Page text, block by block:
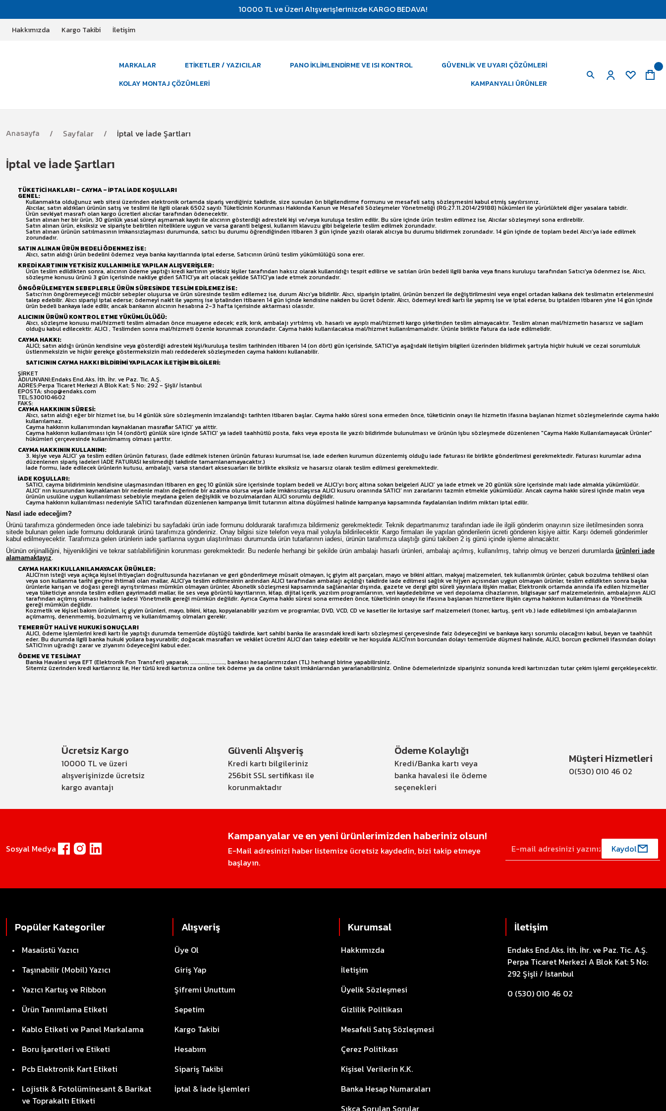
10000 TL ve Üzeri Alışverişlerinizde KARGO BEDAVA!
Hakkımızda Kargo Takibi İletişim
MARKALAR ETIKETLER / YAZICILAR PANO İKLIMLENDIRME VE ISI KONTROL
GÜVENLIK VE UYARI ÇÖZÜMLERI
KOLAY MONTAJ ÇÖZÜMLERI
KAMPANYALI ÜRÜNLER
Anasayfa Sayfalar İptal ve İade Şartları
İptal ve İade Şartları
TÜKETİCİ HAKLARI – CAYMA – İPTAL İADE KOŞULLARI
GENEL:
Kullanmakta olduğunuz web sitesi üzerinden elektronik ortamda sipariş verdiğiniz takdirde, size sunulan ön bilgilendirme formunu ve mesafeli satış sözleşmesini kabul etmiş sayılırsınız.
Alıcılar, satın aldıkları ürünün satış ve teslimi ile ilgili olarak 6502 sayılı Tüketicinin Korunması Hakkında Kanun ve Mesafeli Sözleşmeler Yönetmeliği (RG:27.11.2014/29188) hükümleri ile yürürlükteki diğer yasalara tabidir.
Ürün sevkiyat masrafı olan kargo ücretleri alıcılar tarafından ödenecektir.
Satın alınan her bir ürün, 30 günlük yasal süreyi aşmamak kaydı ile alıcının gösterdiği adresteki kişi ve/veya kuruluşa teslim edilir. Bu süre içinde ürün teslim edilmez ise, Alıcılar sözleşmeyi sona erdirebilir.
Satın alınan ürün, eksiksiz ve siparişte belirtilen niteliklere uygun ve varsa garanti belgesi, kullanım klavuzu gibi belgelerle teslim edilmek zorundadır.
Satın alınan ürünün satılmasının imkansızlaşması durumunda, satıcı bu durumu öğrendiğinden itibaren 3 gün içinde yazılı olarak alıcıya bu durumu bildirmek zorundadır. 14 gün içinde de toplam bedel Alıcı’ya iade edilmek
zorundadır.
SATIN ALINAN ÜRÜN BEDELİ ÖDENMEZ İSE:
Alıcı, satın aldığı ürün bedelini ödemez veya banka kayıtlarında iptal ederse, Satıcının ürünü teslim yükümlülüğü sona erer.
KREDİ KARTININ YETKİSİZ KULLANIMI İLE YAPILAN ALIŞVERİŞLER:
Ürün teslim edildikten sonra, alıcının ödeme yaptığı kredi kartının yetkisiz kişiler tarafından haksız olarak kullanıldığı tespit edilirse ve satılan ürün bedeli ilgili banka veya finans kuruluşu tarafından Satıcı'ya ödenmez ise, Alıcı,
sözleşme konusu ürünü 3 gün içerisinde nakliye gideri SATICI’ya ait olacak şekilde SATICI’ya iade etmek zorundadır.
ÖNGÖRÜLEMEYEN SEBEPLERLE ÜRÜN SÜRESİNDE TESLİM EDİLEMEZ İSE:
Satıcı’nın öngöremeyeceği mücbir sebepler oluşursa ve ürün süresinde teslim edilemez ise, durum Alıcı’ya bildirilir. Alıcı, siparişin iptalini, ürünün benzeri ile değiştirilmesini veya engel ortadan kalkana dek teslimatın ertelenmesini
talep edebilir. Alıcı siparişi iptal ederse; ödemeyi nakit ile yapmış ise iptalinden itibaren 14 gün içinde kendisine nakden bu ücret ödenir. Alıcı, ödemeyi kredi kartı ile yapmış ise ve iptal ederse, bu iptalden itibaren yine 14 gün içinde
ürün bedeli bankaya iade edilir, ancak bankanın alıcının hesabına 2-3 hafta içerisinde aktarması olasıdır.
ALICININ ÜRÜNÜ KONTROL ETME YÜKÜMLÜLÜĞÜ:
Alıcı, sözleşme konusu mal/hizmeti teslim almadan önce muayene edecek; ezik, kırık, ambalajı yırtılmış vb. hasarlı ve ayıplı mal/hizmeti kargo şirketinden teslim almayacaktır. Teslim alınan mal/hizmetin hasarsız ve sağlam
olduğu kabul edilecektir. ALICI , Teslimden sonra mal/hizmeti özenle korunmak zorundadır. Cayma hakkı kullanılacaksa mal/hizmet kullanılmamalıdır. Ürünle birlikte Fatura da iade edilmelidir.
CAYMA HAKKI:
ALICI; satın aldığı ürünün kendisine veya gösterdiği adresteki kişi/kuruluşa teslim tarihinden itibaren 14 (on dört) gün içerisinde, SATICI’ya aşağıdaki iletişim bilgileri üzerinden bildirmek şartıyla hiçbir hukuki ve cezai sorumluluk
üstlenmeksizin ve hiçbir gerekçe göstermeksizin malı reddederek sözleşmeden cayma hakkını kullanabilir.
SATICININ CAYMA HAKKI BİLDİRİMİ YAPILACAK İLETİŞİM BİLGİLERİ:
ŞİRKET
ADI/UNVANI:Endaks End.Aks. İth. İhr. ve Paz. Tic. A.Ş.
ADRES:Perpa Ticaret Merkezi A Blok Kat: 5 No: 292 - Şişli/ İstanbul
EPOSTA: shop@endaks.com
TEL:5300104602
FAKS:
CAYMA HAKKININ SÜRESİ:
Alıcı, satın aldığı eğer bir hizmet ise, bu 14 günlük süre sözleşmenin imzalandığı tarihten itibaren başlar. Cayma hakkı süresi sona ermeden önce, tüketicinin onayı ile hizmetin ifasına başlanan hizmet sözleşmelerinde cayma hakkı
kullanılamaz.
Cayma hakkının kullanımından kaynaklanan masraflar SATICI’ ya aittir.
Cayma hakkının kullanılması için 14 (ondört) günlük süre içinde SATICI' ya iadeli taahhütlü posta, faks veya eposta ile yazılı bildirimde bulunulması ve ürünün işbu sözleşmede düzenlenen "Cayma Hakkı Kullanılamayacak Ürünler"
hükümleri çerçevesinde kullanılmamış olması şarttır.
CAYMA HAKKININ KULLANIMI:
3. kişiye veya ALICI’ ya teslim edilen ürünün faturası, (İade edilmek istenen ürünün faturası kurumsal ise, iade ederken kurumun düzenlemiş olduğu iade faturası ile birlikte gönderilmesi gerekmektedir. Faturası kurumlar adına
düzenlenen sipariş iadeleri İADE FATURASI kesilmediği takdirde tamamlanamayacaktır.)
İade formu, İade edilecek ürünlerin kutusu, ambalajı, varsa standart aksesuarları ile birlikte eksiksiz ve hasarsız olarak teslim edilmesi gerekmektedir.
İADE KOŞULLARI:
SATICI, cayma bildiriminin kendisine ulaşmasından itibaren en geç 10 günlük süre içerisinde toplam bedeli ve ALICI’yı borç altına sokan belgeleri ALICI’ ya iade etmek ve 20 günlük süre içerisinde malı iade almakla yükümlüdür.
ALICI’ nın kusurundan kaynaklanan bir nedenle malın değerinde bir azalma olursa veya iade imkânsızlaşırsa ALICI kusuru oranında SATICI’ nın zararlarını tazmin etmekle yükümlüdür. Ancak cayma hakkı süresi içinde malın veya
ürünün usulüne uygun kullanılması sebebiyle meydana gelen değişiklik ve bozulmalardan ALICI sorumlu değildir.
Cayma hakkının kullanılması nedeniyle SATICI tarafından düzenlenen kampanya limit tutarının altına düşülmesi halinde kampanya kapsamında faydalanılan indirim miktarı iptal edilir.
Nasıl iade edeceğim?
Ürünü tarafımıza göndermeden önce iade talebinizi bu sayfadaki ürün iade formunu doldurarak tarafımıza bildirmeniz gerekmektedir. Teknik departmanımız tarafından iade ile ilgili gönderim onayının size iletilmesinden sonra
sitede bulunan gelen iade formunu doldurarak ürünü tarafımıza gönderiniz. Onay bilgisi size telefon veya mail yoluyla bildirilecektir. Kargo firmaları ile yapılan gönderilerin ücreti gönderen kişiye aittir. Karşı ödemeli gönderimler
kabul edilmeyecektir. Tarafımıza gelen ürünlerin iade şartlarına uygun ulaştırılması durumunda ürün tutarlarının iadesi, ürünün tarafımıza ulaştığı günü takiben 2 iş günü içinde işleme alınacaktır.
Ürünün orijinalliğini, hijyenikliğini ve tekrar satılabilirliğinin korunması gerekmektedir. Bu nedenle herhangi bir şekilde ürün ambalajı hasarlı ürünleri, ambalajı açılmış, kullanılmış, tahrip olmuş ve benzeri durumlarda ürünleri iade
alamamaktayız
CAYMA HAKKI KULLANILAMAYACAK ÜRÜNLER:
ALICI’nın isteği veya açıkça kişisel ihtiyaçları doğrultusunda hazırlanan ve geri gönderilmeye müsait olmayan, iç giyim alt parçaları, mayo ve bikini altları, makyaj malzemeleri, tek kullanımlık ürünler, çabuk bozulma tehlikesi olan
veya son kullanma tarihi geçme ihtimali olan mallar, ALICI’ya teslim edilmesinin ardından ALICI tarafından ambalajı açıldığı takdirde iade edilmesi sağlık ve hijyen açısından uygun olmayan ürünler, teslim edildikten sonra başka
ürünlerle karışan ve doğası gereği ayrıştırılması mümkün olmayan ürünler, Abonelik sözleşmesi kapsamında sağlananlar dışında, gazete ve dergi gibi süreli yayınlara ilişkin mallar, Elektronik ortamda anında ifa edilen hizmetler
veya tüketiciye anında teslim edilen gayrimaddi mallar, ile ses veya görüntü kayıtlarının, kitap, dijital içerik, yazılım programlarının, veri kaydedebilme ve veri depolama cihazlarının, bilgisayar sarf malzemelerinin, ambalajının ALICI
tarafından açılmış olması halinde iadesi Yönetmelik gereği mümkün değildir. Ayrıca Cayma hakkı süresi sona ermeden önce, tüketicinin onayı ile ifasına başlanan hizmetlere ilişkin cayma hakkının kullanılması da Yönetmelik
gereği mümkün değildir.
Kozmetik ve kişisel bakım ürünleri, iç giyim ürünleri, mayo, bikini, kitap, kopyalanabilir yazılım ve programlar, DVD, VCD, CD ve kasetler ile kırtasiye sarf malzemeleri (toner, kartuş, şerit vb.) iade edilebilmesi için ambalajlarının
açılmamış, denenmemiş, bozulmamış ve kullanılmamış olmaları gerekir.
TEMERRÜT HALİ VE HUKUKİ SONUÇLARI
ALICI, ödeme işlemlerini kredi kartı ile yaptığı durumda temerrüde düştüğü takdirde, kart sahibi banka ile arasındaki kredi kartı sözleşmesi çerçevesinde faiz ödeyeceğini ve bankaya karşı sorumlu olacağını kabul, beyan ve taahhüt
eder. Bu durumda ilgili banka hukuki yollara başvurabilir; doğacak masrafları ve vekâlet ücretini ALICI’dan talep edebilir ve her koşulda ALICI’nın borcundan dolayı temerrüde düşmesi halinde, ALICI, borcun gecikmeli ifasından dolayı
SATICI’nın uğradığı zarar ve ziyanını ödeyeceğini kabul eder.
ÖDEME VE TESLİMAT
Banka Havalesi veya EFT (Elektronik Fon Transferi) yaparak, ............, ........., bankası hesaplarımızdan (TL) herhangi birine yapabilirsiniz.
Sitemiz üzerinden kredi kartlarınız ile, Her türlü kredi kartınıza online tek ödeme ya da online taksit imkânlarından yararlanabilirsiniz. Online ödemelerinizde siparişiniz sonunda kredi kartınızdan tutar çekim işlemi gerçekleşecektir.
Ücretsiz Kargo
10000 TL ve üzeri
alışverişinizde ücretsiz
kargo avantajı
Güvenli Alışveriş
Kredi kartı bilgileriniz
256bit SSL sertifikası ile
korunmaktadır
Ödeme Kolaylığı
Kredi/Banka kartı veya
banka havalesi ile ödeme
seçenekleri
Müşteri Hizmetleri
0(530) 010 46 02
Sosyal Medya
Kampanyalar ve en yeni ürünlerimizden haberiniz olsun!
E-Mail adresinizi haber listemize ücretsiz kaydedin, bizi takip etmeye
başlayın.
Kaydol
Popüler Kategoriler
Masaüstü Yazıcı
Taşınabilir (Mobil) Yazıcı
Yazıcı Kartuş ve Ribbon
Ürün Tanımlama Etiketi
Kablo Etiketi ve Panel Markalama
Boru İşaretleri ve Etiketi
Pcb Elektronik Kart Etiketi
Lojistik & Fotolüminesant & Barikat
ve Toprakaltı Etiketi
Alışveriş
Üye Ol
Giriş Yap
Şifremi Unuttum
Sepetim
Kargo Takibi
Hesabım
Sipariş Takibi
İptal & İade İşlemleri
Kurumsal
Hakkımızda
İletişim
Üyelik Sözleşmesi
Gizlilik Politikası
Mesafeli Satış Sözleşmesi
Çerez Politikası
Kişisel Verilerin K.K.
Banka Hesap Numaraları
İletişim
Endaks End.Aks. İth. İhr. ve Paz. Tic. A.Ş.
Perpa Ticaret Merkezi A Blok Kat: 5 No:
292 Şişli / İstanbul
0 (530) 010 46 02